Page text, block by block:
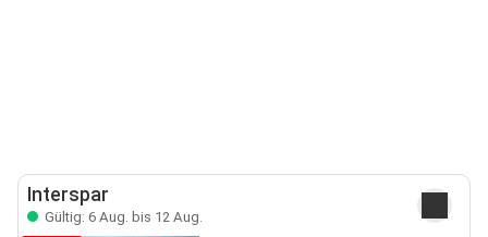
Interspar
Gültig: 6 Aug. bis 12 Aug.